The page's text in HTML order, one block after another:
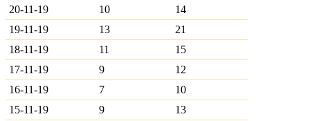
20-11-19
10
14
19-11-19
13
21
18-11-19
11
15
17-11-19
9
12
16-11-19
7
10
15-11-19
9
13